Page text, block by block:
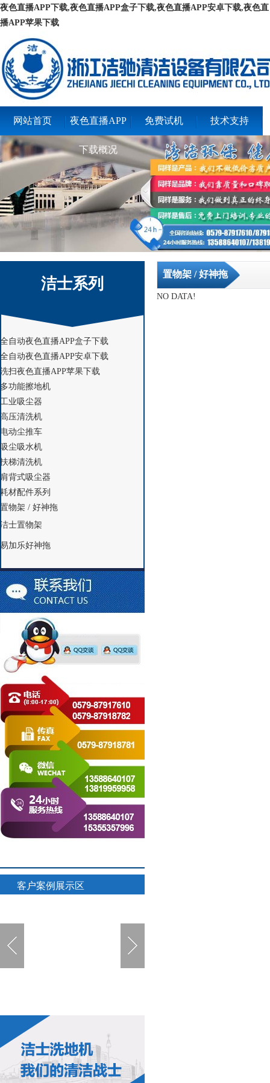
夜色直播APP下载,夜色直播APP盒子下载,夜色直播APP安卓下载,夜色直
播APP苹果下载
网站首页 夜色直播APP
下载概况
免费试机 技术支持
洁士系列
全自动夜色直播APP盒子下载
全自动夜色直播APP安卓下载
洗扫夜色直播APP苹果下载
多功能擦地机
工业吸尘器
高压清洗机
电动尘推车
吸尘吸水机
扶梯清洗机
肩背式吸尘器
耗材配件系列
置物架 / 好神拖
洁士置物架
易加乐好神拖
客户案例展示区
置物架 / 好神拖
NO DATA!